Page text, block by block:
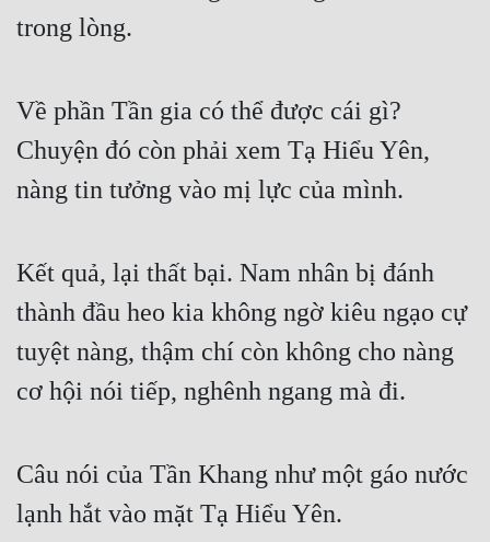
trong lòng.
Về phần Tần gia có thể được cái gì?
Chuyện đó còn phải xem Tạ Hiểu Yên,
nàng tin tưởng vào mị lực của mình.
Kết quả, lại thất bại. Nam nhân bị đánh
thành đầu heo kia không ngờ kiêu ngạo cự
tuyệt nàng, thậm chí còn không cho nàng
cơ hội nói tiếp, nghênh ngang mà đi.
Câu nói của Tần Khang như một gáo nước
lạnh hắt vào mặt Tạ Hiểu Yên.